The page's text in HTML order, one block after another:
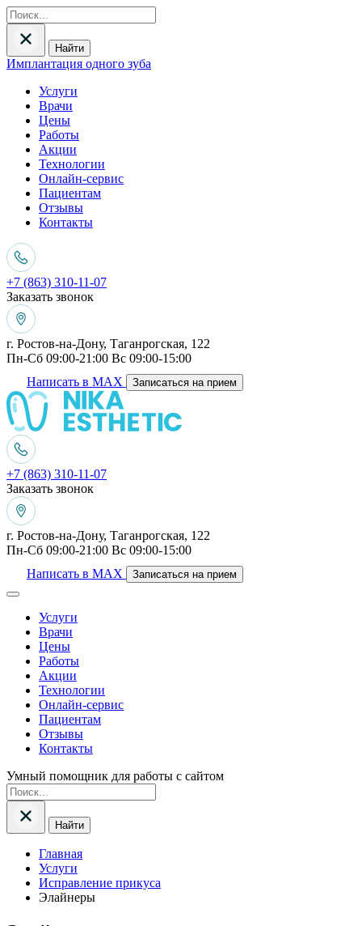
Найти
Имплантация одного зуба
Услуги
Врачи
Цены
Работы
Акции
Технологии
Онлайн-сервис
Пациентам
Отзывы
Контакты
+7 (863) 310-11-07
Заказать звонок
г. Ростов-на-Дону, Таганрогская, 122
Пн-Сб 09:00-21:00 Вс 09:00-15:00
Написать в MAX
Записаться на прием
+7 (863) 310-11-07
Заказать звонок
г. Ростов-на-Дону, Таганрогская, 122
Пн-Сб 09:00-21:00 Вс 09:00-15:00
Написать в MAX
Записаться на прием
Услуги
Врачи
Цены
Работы
Акции
Технологии
Онлайн-сервис
Пациентам
Отзывы
Контакты
Умный помощник для работы с сайтом
Найти
Главная
Услуги
Исправление прикуса
Элайнеры